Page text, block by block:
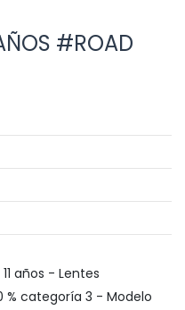
#ROAD
años - Lentes
% categoría 3 - Modelo